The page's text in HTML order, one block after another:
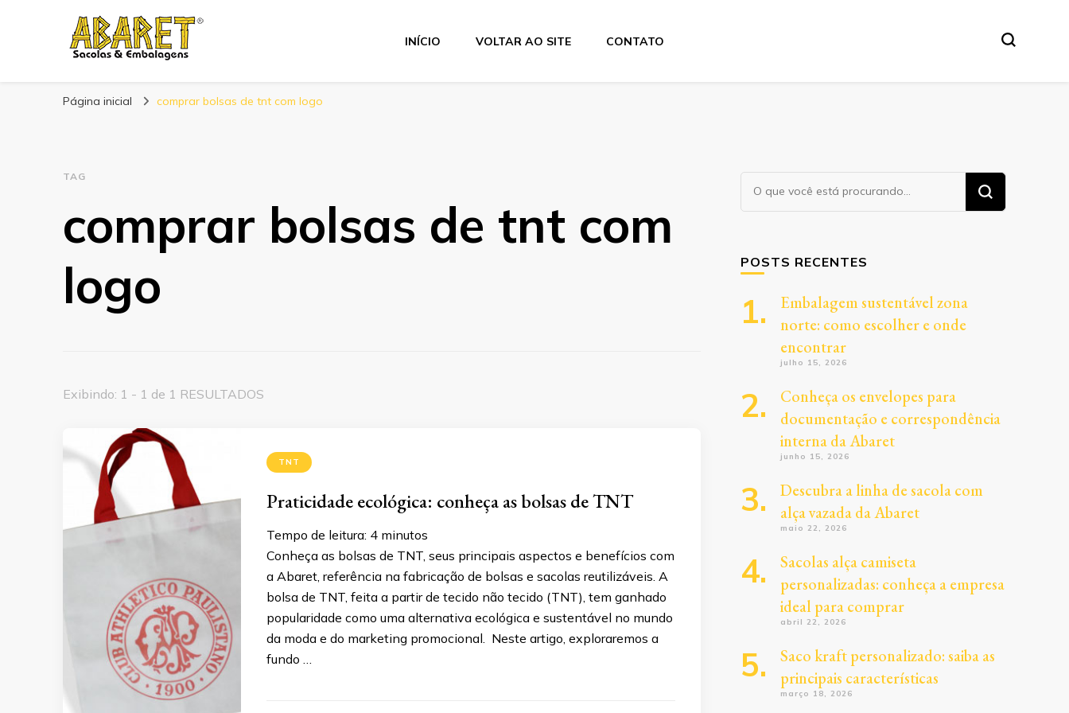
Abaret
INÍCIO VOLTAR AO SITE CONTATO
Página inicial comprar bolsas de tnt com logo
TAG
comprar bolsas de tnt com
logo
Exibindo: 1 - 1 de 1 RESULTADOS
TNT
Praticidade ecológica: conheça as bolsas de TNT
Tempo de leitura: 4 minutos
Conheça as bolsas de TNT, seus principais aspectos e benefícios com
a Abaret, referência na fabricação de bolsas e sacolas reutilizáveis. A
bolsa de TNT, feita a partir de tecido não tecido (TNT), tem ganhado
popularidade como uma alternativa ecológica e sustentável no mundo
da moda e do marketing promocional. Neste artigo, exploraremos a
fundo …
Procurando
algo?
POSTS RECENTES
Embalagem sustentável zona
norte: como escolher e onde
encontrar
julho 15, 2026
Conheça os envelopes para
documentação e correspondência
interna da Abaret
junho 15, 2026
Descubra a linha de sacola com
alça vazada da Abaret
maio 22, 2026
Sacolas alça camiseta
personalizadas: conheça a empresa
ideal para comprar
abril 22, 2026
Saco kraft personalizado: saiba as
principais características
março 18, 2026